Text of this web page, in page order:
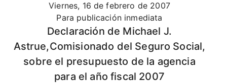
Viernes, 16 de febrero de 2007
Para publicación inmediata
Declaración de Michael J.
Astrue,Comisionado del Seguro Social,
sobre el presupuesto de la agencia
para el año fiscal 2007